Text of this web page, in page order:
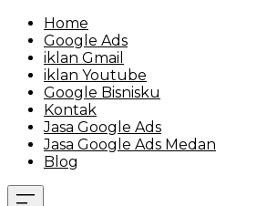
Home
Google Ads
iklan Gmail
iklan Youtube
Google Bisnisku
Kontak
Jasa Google Ads
Jasa Google Ads Medan
Blog